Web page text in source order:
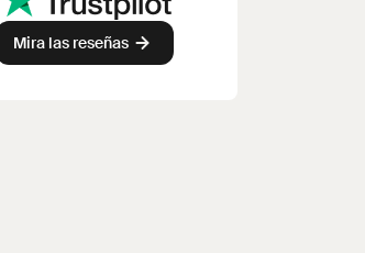
Mira las reseñas